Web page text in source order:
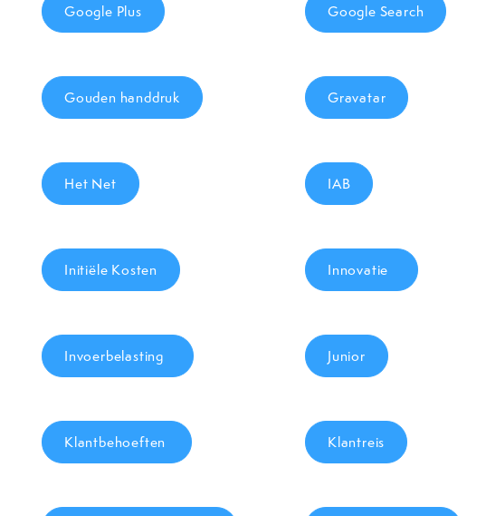
Google Plus Google Search
Gouden handdruk Gravatar
Het Net IAB
Initiële Kosten Innovatie
Invoerbelasting Junior
Klantbehoeften Klantreis